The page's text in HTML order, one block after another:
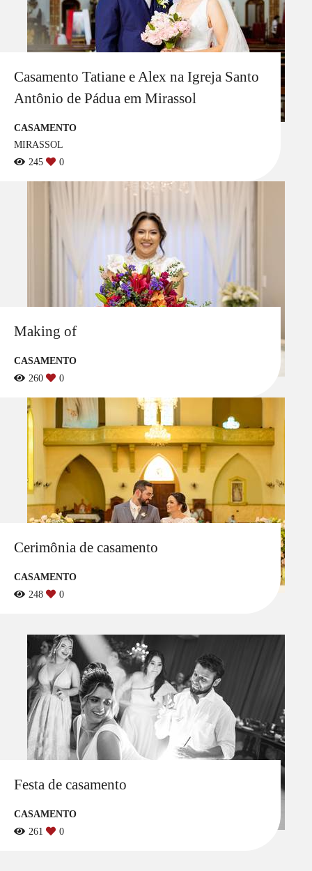
Casamento Tatiane e Alex na Igreja Santo
Antônio de Pádua em Mirassol
CASAMENTO
MIRASSOL
245
0
Making of
CASAMENTO
260
0
Cerimônia de casamento
CASAMENTO
248
0
Festa de casamento
CASAMENTO
261
0